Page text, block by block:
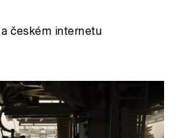
českém internetu